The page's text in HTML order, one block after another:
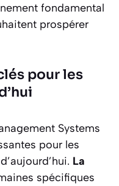
fondamental
prospérer
pour les
Systems
pour les
La
spécifiques